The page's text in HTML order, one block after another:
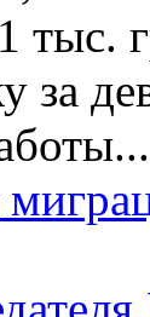
тыс.
за